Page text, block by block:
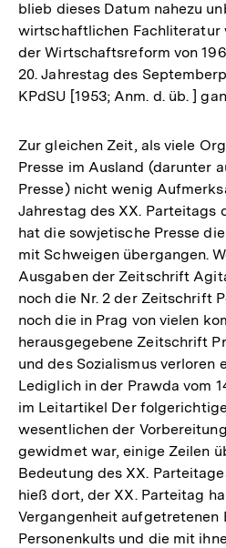
blieb dieses Datum nahezu
wirtschaftlichen Fachliteratur
der Wirtschaftsreform von
20. Jahrestag des
KPdSU [1953; Anm. d. üb. ]
Zur gleichen Zeit, als viele
Presse im Ausland (darunter
Presse) nicht wenig
Jahrestag des XX. Parteitags
hat die sowjetische Presse
mit Schweigen übergangen.
Ausgaben der Zeitschrift
noch die Nr. 2 der Zeitschrift
noch die in Prag von vielen
herausgegebene Zeitschrift
und des Sozialismus verloren
Lediglich in der Prawda vom
im Leitartikel Der
wesentlichen der
gewidmet war, einige Zeilen
Bedeutung des XX.
hieß dort, der XX. Parteitag
Vergangenheit aufgetretenen
Personenkults und die mit